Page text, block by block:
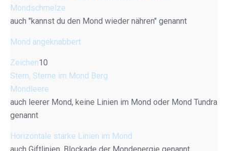
Mondschmelze
auch "kannst du den Mond wieder nähren" genannt
Mond angeknabbert
Zeichen10
Stern, Sterne im Mond Berg
Mondleere
auch leerer Mond, keine Linien im Mond oder Mond Tundra
genannt
Horizontale starke Linien im Mond